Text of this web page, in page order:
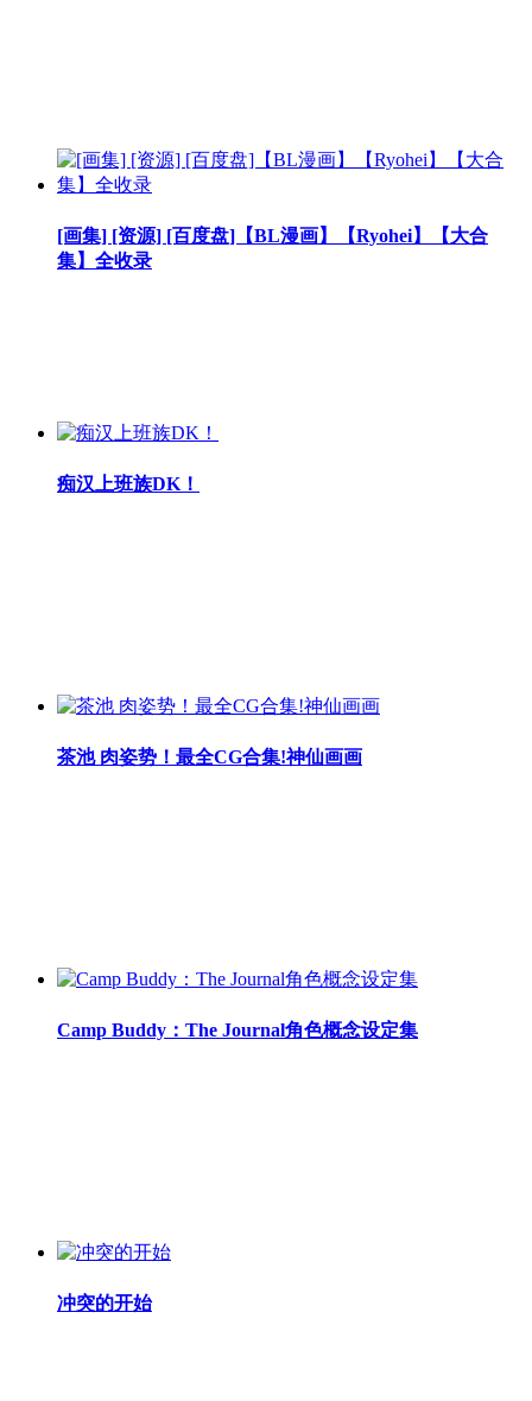
[画集] [资源] [百度盘]【BL漫画】【Ryohei】【大合
集】全收录
痴汉上班族DK！
茶池 肉姿势！最全CG合集!神仙画画
Camp Buddy：The Journal角色概念设定集
冲突的开始